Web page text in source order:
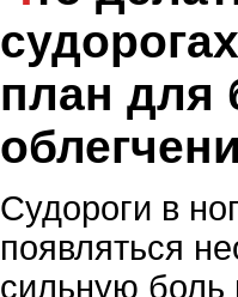
план для
Судороги в
появляться
сильную боль